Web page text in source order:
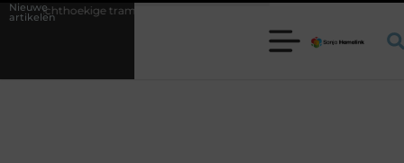
Nieuwe
artikelenkiezen voor jouw tuin